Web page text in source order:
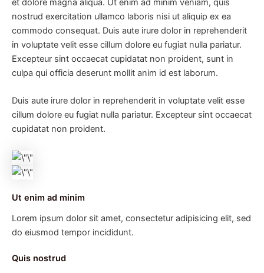
et dolore magna aliqua. Ut enim ad minim veniam, quis
nostrud exercitation ullamco laboris nisi ut aliquip ex ea
commodo consequat. Duis aute irure dolor in reprehenderit
in voluptate velit esse cillum dolore eu fugiat nulla pariatur.
Excepteur sint occaecat cupidatat non proident, sunt in
culpa qui officia deserunt mollit anim id est laborum.
Duis aute irure dolor in reprehenderit in voluptate velit esse
cillum dolore eu fugiat nulla pariatur. Excepteur sint occaecat
cupidatat non proident.
Ut enim ad minim
Lorem ipsum dolor sit amet, consectetur adipisicing elit, sed
do eiusmod tempor incididunt.
Quis nostrud